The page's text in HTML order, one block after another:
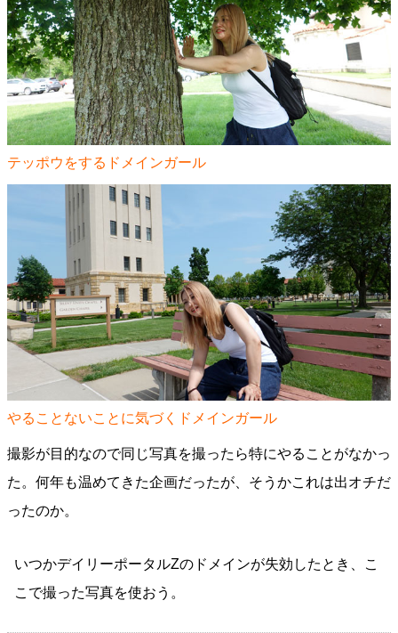
テッポウをするドメインガール
やることないことに気づくドメインガール
撮影が目的なので同じ写真を撮ったら特にやることがなかっ
た。何年も温めてきた企画だったが、そうかこれは出オチだ
ったのか。
いつかデイリーポータルZのドメインが失効したとき、こ
こで撮った写真を使おう。